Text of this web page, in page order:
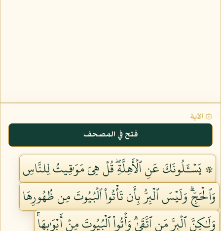
۞ الآية
فتح في المصحف
۞ يَسۡـَٔلُونَكَ عَنِ ٱلۡأَهِلَّةِۖ قُلۡ هِيَ مَوَٰقِيتُ لِلنَّاسِ
وَٱلۡحَجِّۗ وَلَيۡسَ ٱلۡبِرُّ بِأَن تَأۡتُواْ ٱلۡبُيُوتَ مِن ظُهُورِهَا
وَلَٰكِنَّ ٱلۡبِرَّ مَنِ ٱتَّقَىٰۗ وَأۡتُواْ ٱلۡبُيُوتَ مِنۡ أَبۡوَٰبِهَاۚ